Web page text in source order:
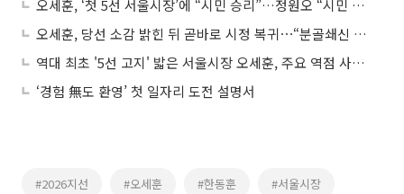
오세훈, ‘첫 5선 서울시장’에 “시민 승리”…정원오 “시민 선택 겸허히 받들겠다”
오세훈, 당선 소감 밝힌 뒤 곧바로 시정 복귀⋯“분골쇄신 열심히 하겠다”
역대 최초 '5선 고지' 밟은 서울시장 오세훈, 주요 역점 사업 탄력 받나?
‘경험 無도 환영’ 첫 일자리 도전 설명서
#2026지선 #오세훈 #한동훈 #서울시장